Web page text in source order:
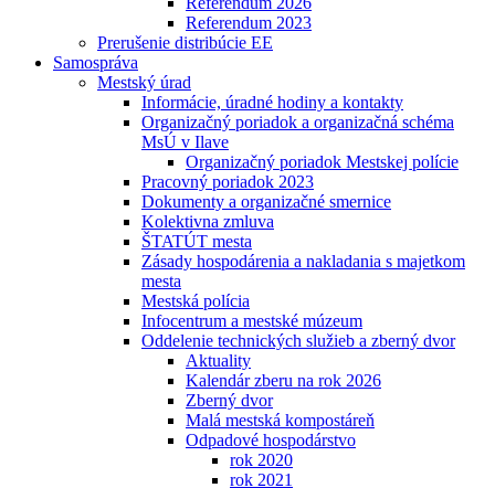
Referendum 2023
Prerušenie distribúcie EE
Samospráva
Mestský úrad
Informácie, úradné hodiny a kontakty
Organizačný poriadok a organizačná schéma
MsÚ v Ilave
Organizačný poriadok Mestskej polície
Pracovný poriadok 2023
Dokumenty a organizačné smernice
Kolektivna zmluva
ŠTATÚT mesta
Zásady hospodárenia a nakladania s majetkom
mesta
Mestská polícia
Infocentrum a mestské múzeum
Oddelenie technických služieb a zberný dvor
Aktuality
Kalendár zberu na rok 2026
Zberný dvor
Malá mestská kompostáreň
Odpadové hospodárstvo
rok 2020
rok 2021